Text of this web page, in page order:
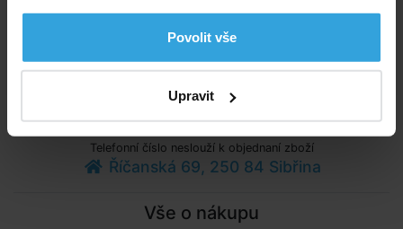
Povolit vše
Upravit
Poradíme vám!
info@bazenyshop.cz
+420 281 974 297
Telefonní číslo neslouží k objednaní zboží
Říčanská 69, 250 84 Sibřina
Vše o nákupu